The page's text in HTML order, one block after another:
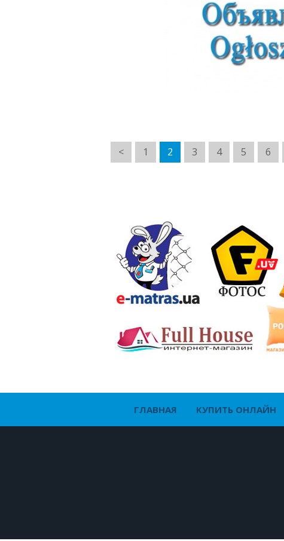
< 1 2 3 4 5 6
ГЛАВНАЯ КУПИТЬ ОНЛАЙН